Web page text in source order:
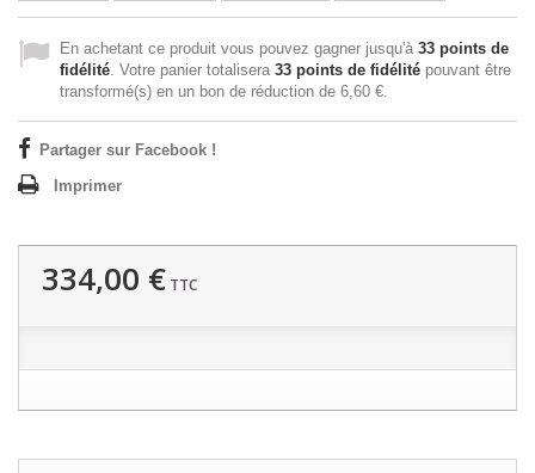
En achetant ce produit vous pouvez gagner jusqu'à 33 points de
fidélité. Votre panier totalisera 33 points de fidélité pouvant être
transformé(s) en un bon de réduction de 6,60 €.
Partager sur Facebook !
Imprimer
334,00 € TTC